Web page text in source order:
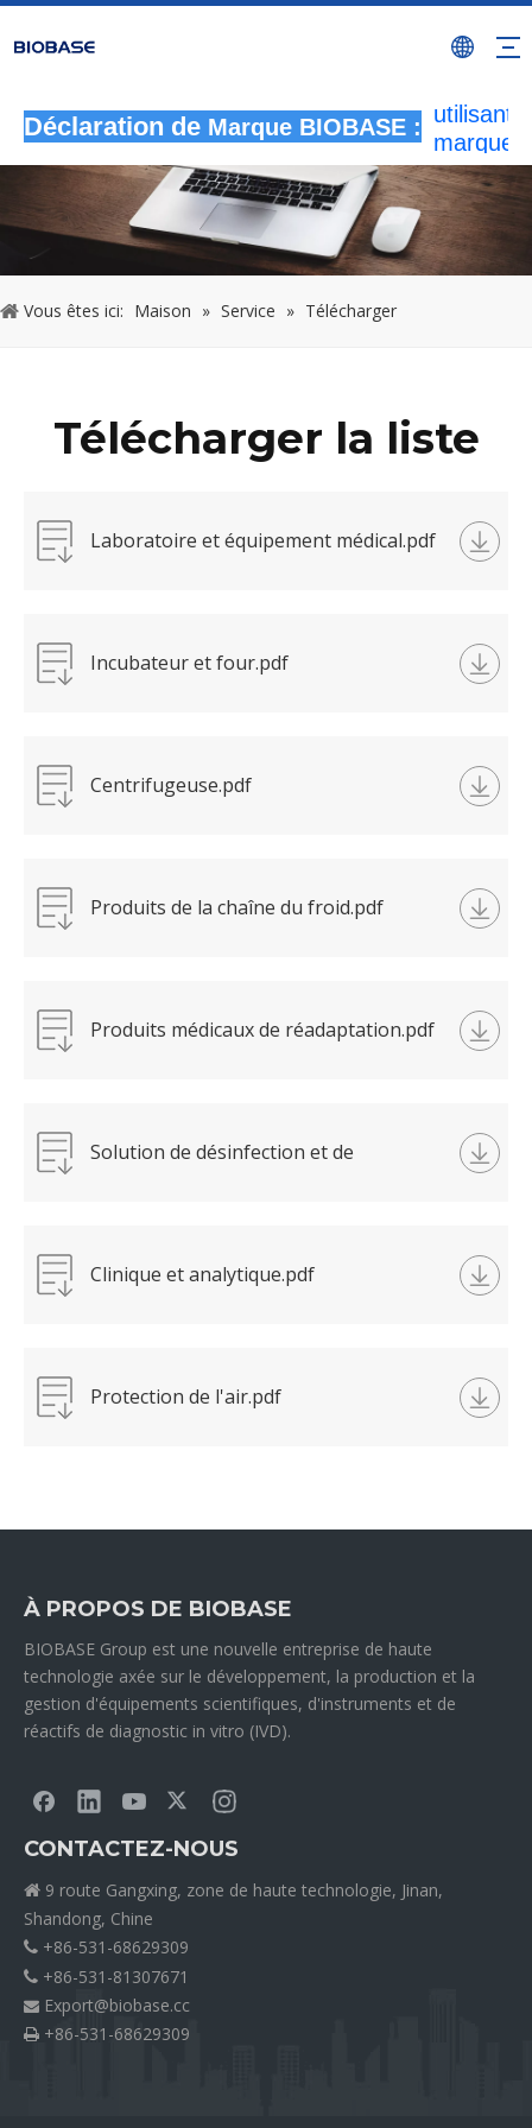
Déclaration de Marque BIOBASE :
activités
utilisant
marque
comme
Vous êtes ici: Maison » Service » Télécharger
Télécharger la liste
Laboratoire et équipement médical.pdf
Incubateur et four.pdf
Centrifugeuse.pdf
Produits de la chaîne du froid.pdf
Produits médicaux de réadaptation.pdf
Solution de désinfection et de
Clinique et analytique.pdf
Protection de l'air.pdf
À PROPOS DE BIOBASE
BIOBASE Group est une nouvelle entreprise de haute
technologie axée sur le développement, la production et la
gestion d'équipements scientifiques, d'instruments et de
réactifs de diagnostic in vitro (IVD).
CONTACTEZ-NOUS
 9 route Gangxing, zone de haute technologie, Jinan,
Shandong, Chine
 +86-531-68629309
 +86-531-81307671
 Export@biobase.cc
 +86-531-68629309